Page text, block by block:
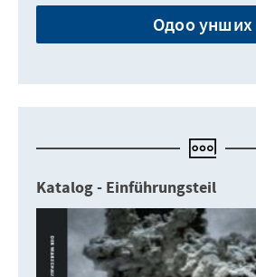
Одоо унших
Katalog - Einführungsteil